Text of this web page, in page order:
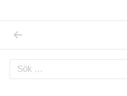
Inläggsnavigering
Sök efter: